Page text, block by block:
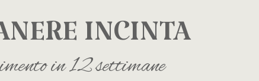
INCINTA
in 12 settimane